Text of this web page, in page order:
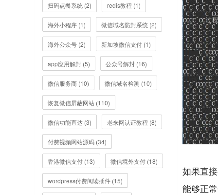
扫码点餐系统 (2) redis教程 (1)
海外小程序 (1) 微信域名防封系统 (2)
海外公众号 (2) 新加坡微信支付 (1)
app应用解封 (5) 公众号解封 (16)
微信服务商 (10) 微信域名检测 (10)
恢复微信屏蔽网站 (110)
微信功能直达 (3) 老来网认证教程 (8)
付费视频网站源码 (34)
香港微信支付 (13) 微信境外支付 (18)
wordpress付费阅读插件 (15)
如果直
能够正